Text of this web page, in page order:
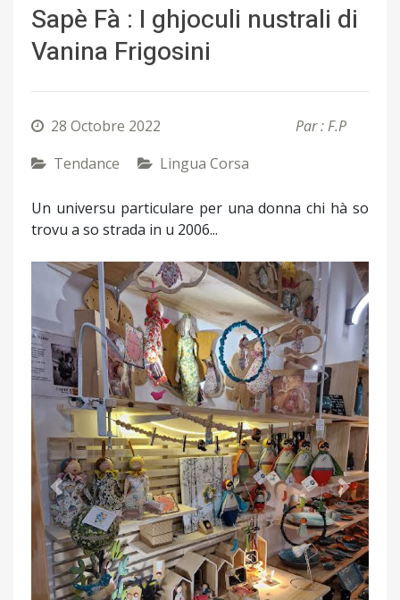
Sapè Fà : I ghjoculi nustrali di
Vanina Frigosini
28 Octobre 2022
Par : F.P
Tendance
Lingua Corsa
Un universu particulare per una donna chi hà so
trovu a so strada in u 2006...
Précédent Suivant